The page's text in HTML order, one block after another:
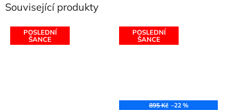
Související produkty
POSLEDNÍ
ŠANCE
POSLEDNÍ
ŠANCE
895 Kč –22 %